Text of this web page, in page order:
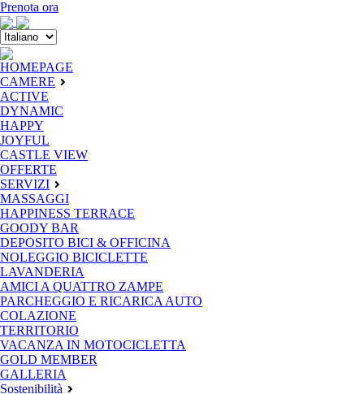
Prenota ora
HOMEPAGE
CAMERE
ACTIVE
DYNAMIC
HAPPY
JOYFUL
CASTLE VIEW
OFFERTE
SERVIZI
MASSAGGI
HAPPINESS TERRACE
GOODY BAR
DEPOSITO BICI & OFFICINA
NOLEGGIO BICICLETTE
LAVANDERIA
AMICI A QUATTRO ZAMPE
PARCHEGGIO E RICARICA AUTO
COLAZIONE
TERRITORIO
VACANZA IN MOTOCICLETTA
GOLD MEMBER
GALLERIA
Sostenibilità